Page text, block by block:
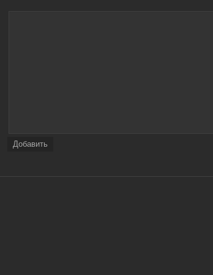
Всегда говори «ДА» / Yes Man (2008) WEB-DLRip-
Добавить